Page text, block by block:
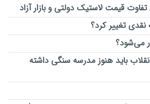
قیمت لاستیک دولتی و بازار آزاد
نقدی تغییر کرد؟
می‌شود؟
از ۴۷ سال از انقلاب باید هنوز مدرسه سنگی داشته